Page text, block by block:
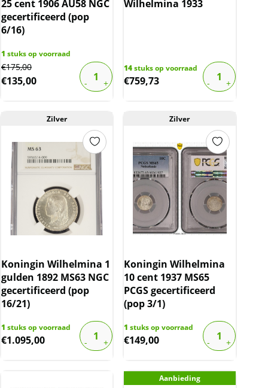
25 cent 1906 AU58 NGC
gecertificeerd (pop
6/16)
1 stuks op voorraad
€175,00
Original
price
€135,00
Current
price
Wilhelmina 1933
14stuks op voorraad
€759,73
Zilver
Koningin Wilhelmina 1
gulden 1892 MS63 NGC
gecertificeerd (pop
16/21)
1 stuks op voorraad
€1.095,00
Zilver
Koningin Wilhelmina
10 cent 1937 MS65
PCGS gecertificeerd
(pop 3/1)
1 stuks op voorraad
€149,00
Aanbieding